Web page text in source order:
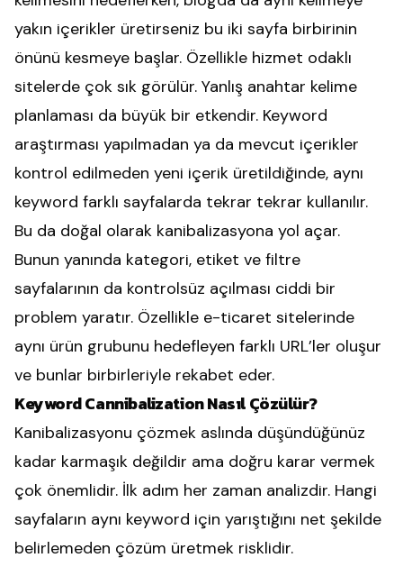
yakın içerikler üretirseniz bu iki sayfa birbirinin
önünü kesmeye başlar. Özellikle hizmet odaklı
sitelerde çok sık görülür. Yanlış anahtar kelime
planlaması da büyük bir etkendir. Keyword
araştırması yapılmadan ya da mevcut içerikler
kontrol edilmeden yeni içerik üretildiğinde, aynı
keyword farklı sayfalarda tekrar tekrar kullanılır.
Bu da doğal olarak kanibalizasyona yol açar.
Bunun yanında kategori, etiket ve filtre
sayfalarının da kontrolsüz açılması ciddi bir
problem yaratır. Özellikle e-ticaret sitelerinde
aynı ürün grubunu hedefleyen farklı URL’ler oluşur
ve bunlar birbirleriyle rekabet eder.
Keyword Cannibalization Nasıl Çözülür?
Kanibalizasyonu çözmek aslında düşündüğünüz
kadar karmaşık değildir ama doğru karar vermek
çok önemlidir. İlk adım her zaman analizdir. Hangi
sayfaların aynı keyword için yarıştığını net şekilde
belirlemeden çözüm üretmek risklidir.